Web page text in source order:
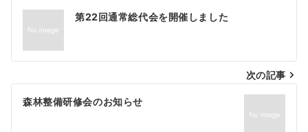
投
ナ
ビ
ゲ
第22回通常総代会を開催しました
次の記事
森林整備研修会のお知らせ